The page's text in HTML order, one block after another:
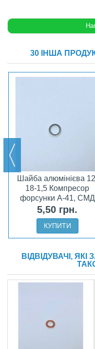
30 ІНША
Шайба алюмінієва
18-1,5 Компресор
форсунки А-41, СМД
5,50 грн.
КУПИТИ
ВІДВІДУВАЧІ,